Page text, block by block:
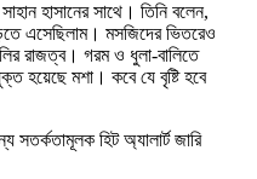
হাসানের সাথে। তিনি বলেন,
এসেছিলাম। মসজিদের ভিতরেও
রাজত্ব। গরম ও ধুলা-বালিতে
হয়েছে মশা। কবে যে বৃষ্টি হবে
সতর্কতামূলক হিট অ্যালার্ট জারি